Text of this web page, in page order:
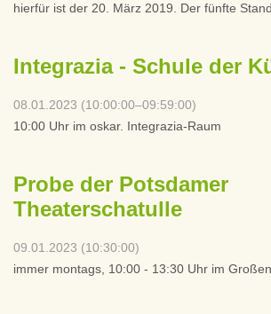
hierfür ist der 20. März 2019. Der fünfte
Integrazia - Schule der
08.01.2023 (10:00:00–09:59:00)
10:00 Uhr im oskar. Integrazia-Raum
Probe der Potsdamer
Theaterschatulle
09.01.2023 (10:30:00)
immer montags, 10:00 - 13:30 Uhr im